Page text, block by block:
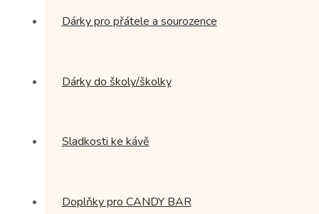
Dárky pro přátele a sourozence
Dárky do školy/školky
Sladkosti ke kávě
Doplňky pro CANDY BAR